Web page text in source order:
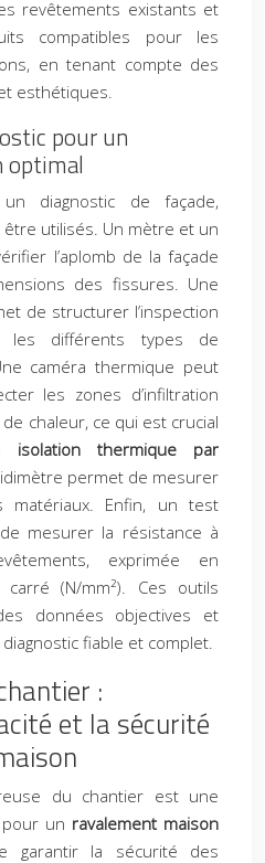
revêtements existants et
compatibles pour les
en tenant compte des
esthétiques.
pour un
optimal
diagnostic de façade,
utilisés. Un mètre et un
l’aplomb de la façade
des fissures. Une
de structurer l’inspection
différents types de
caméra thermique peut
les zones d’infiltration
chaleur, ce qui est crucial
isolation thermique par
permet de mesurer
matériaux. Enfin, un test
mesurer la résistance à
exprimée en
(N/mm²). Ces outils
données objectives et
fiable et complet.
:
et la sécurité
du chantier est une
un ravalement maison
garantir la sécurité des